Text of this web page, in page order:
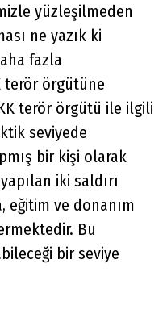
yüzleşilmeden
ne yazık ki
fazla
terör örgütüne
terör örgütü ile ilgili
seviyede
bir kişi olarak
iki saldırı
eğitim ve donanım
Bu
bir seviye